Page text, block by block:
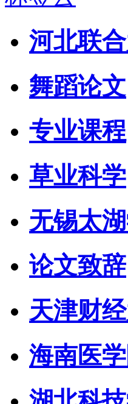
河北联
舞蹈论文
专业课程
草业科学
无锡太
论文致辞
天津财
海南医